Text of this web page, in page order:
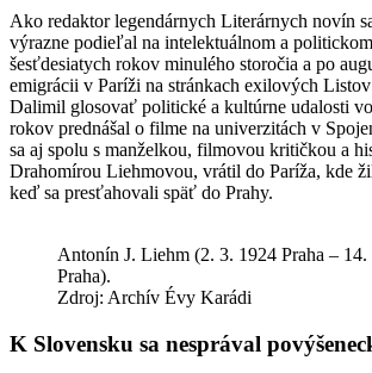
Ako redaktor legendárnych Literárnych novín
výrazne podieľal na intelektuálnom a
šesťdesiatych rokov minulého storočia a po
emigrácii v Paríži na stránkach exilových
Dalimil glosovať politické a kultúrne udalosti
rokov prednášal o filme na univerzitách v
sa aj spolu s manželkou, filmovou kritičkou a
Drahomírou Liehmovou, vrátil do Paríža, kde
keď sa presťahovali späť do Prahy.
Antonín J. Liehm (2. 3. 1924 Praha – 14.
Praha).
Zdroj: Archív Évy Karádi
K Slovensku sa nesprával